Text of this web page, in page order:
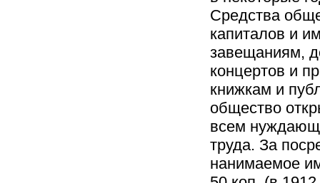
Средства
капиталов и
завещаниям,
концертов и
книжкам и
общество
всем
труда. За
нанимаемое